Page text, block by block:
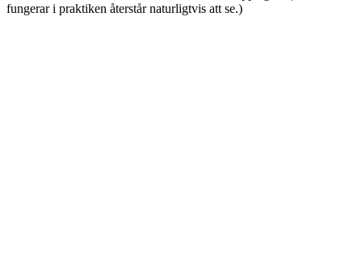
fungerar i praktiken återstår naturligtvis att se.)